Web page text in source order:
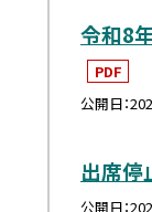
令和8
PDF
公開日
出席停
公開日